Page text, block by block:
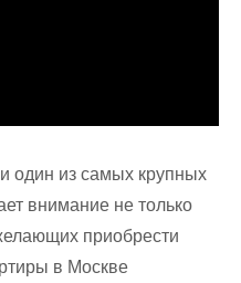
один из самых крупных
внимание не только
приобрести
в Москве